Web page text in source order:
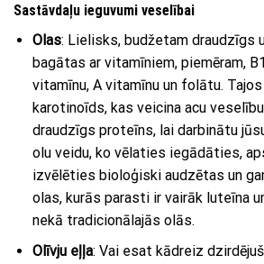
Sastāvdaļu ieguvumi veselībai
Olas: Lielisks, budžetam draudzīgs
bagātas ar vitamīniem, piemēram,
vitamīnu, A vitamīnu un folātu.
karotinoīds, kas veicina acu
draudzīgs proteīns, lai darbinātu
olu veidu, ko vēlaties iegādāties,
izvēlēties bioloģiski audzētas un
olas, kurās parasti ir vairāk luteīna
nekā tradicionālajās olās.
Olīvju eļļa: Vai esat kādreiz